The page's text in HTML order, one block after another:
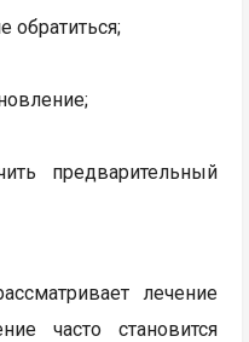
обратиться;
предварительный
лечение
часто становится